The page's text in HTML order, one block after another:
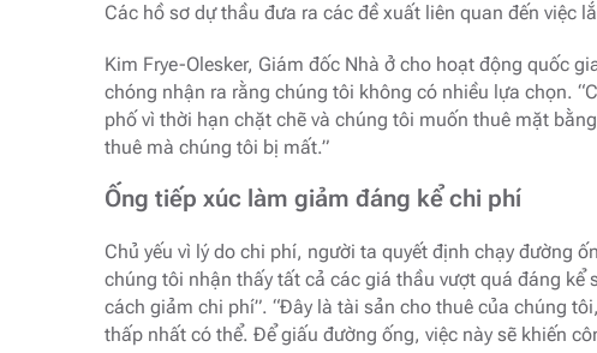
Các hồ sơ dự thầu đưa ra các đề xuất liên quan đến việc
Kim Frye-Olesker, Giám đốc Nhà ở cho hoạt động quốc
chóng nhận ra rằng chúng tôi không có nhiều lựa chọn.
phố vì thời hạn chặt chẽ và chúng tôi muốn thuê mặt
thuê mà chúng tôi bị mất.”
Ống tiếp xúc làm giảm đáng kể chi phí
Chủ yếu vì lý do chi phí, người ta quyết định chạy đường
chúng tôi nhận thấy tất cả các giá thầu vượt quá đáng
cách giảm chi phí”. “Đây là tài sản cho thuê của chúng
thấp nhất có thể. Để giấu đường ống, việc này sẽ khiến